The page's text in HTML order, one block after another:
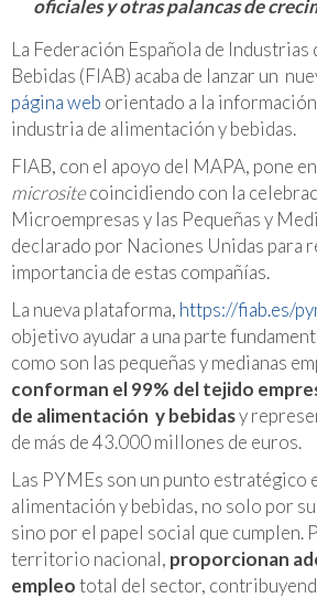
oficiales y otras palancas de
La Federación Española de
Bebidas (FIAB) acaba de lanzar un
página web orientado a la
industria de alimentación y bebidas.
FIAB, con el apoyo del MAPA, pone
micrositecoincidiendo con la
Microempresas y las Pequeñas y
declarado por Naciones Unidas para
importancia de estas compañías.
La nueva plataforma, https://fiab.es/
objetivo ayudar a una parte
como son las pequeñas y medianas
conforman el 99% del tejido
de alimentación y bebidasy
de más de 43.000 millones de euros.
Las PYMEs son un punto estratégico
alimentación y bebidas, no solo por
sino por el papel social que cumplen.
territorio nacional, proporcionan
empleototal del sector,